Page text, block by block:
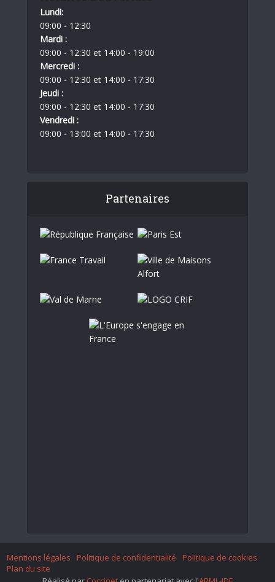
Lundi:
09:00 - 12:30
Mardi :
09:00 - 12:30 et 14:00 - 19:00
Mercredi :
09:00 - 12:30 et 14:00 - 17:30
Jeudi :
09:00 - 12:30 et 14:00 - 17:30
Vendredi :
09:00 - 13:00 et 14:00 - 17:30
Partenaires
Mentions légales Politique de confidentialité
Politique de cookies
Plan du site